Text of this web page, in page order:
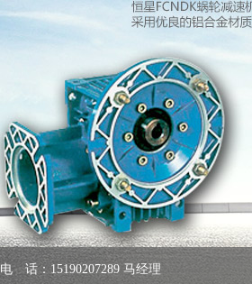
电 话：15190207289 马经理